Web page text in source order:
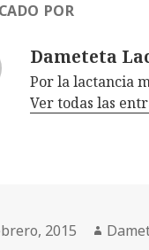
POR
Dameteta
Por la lactancia
Ver todas las
2015 Autor